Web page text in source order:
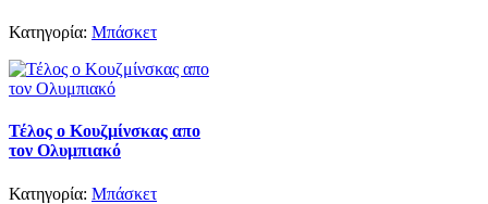
Κατηγορία: Μπάσκετ
Τέλος ο Κουζμίνσκας απο
τον Ολυμπιακό
Κατηγορία: Μπάσκετ